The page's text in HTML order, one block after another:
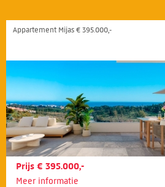
Appartement Mijas € 395.000,-
Prijs € 395.000,-
Meer informatie